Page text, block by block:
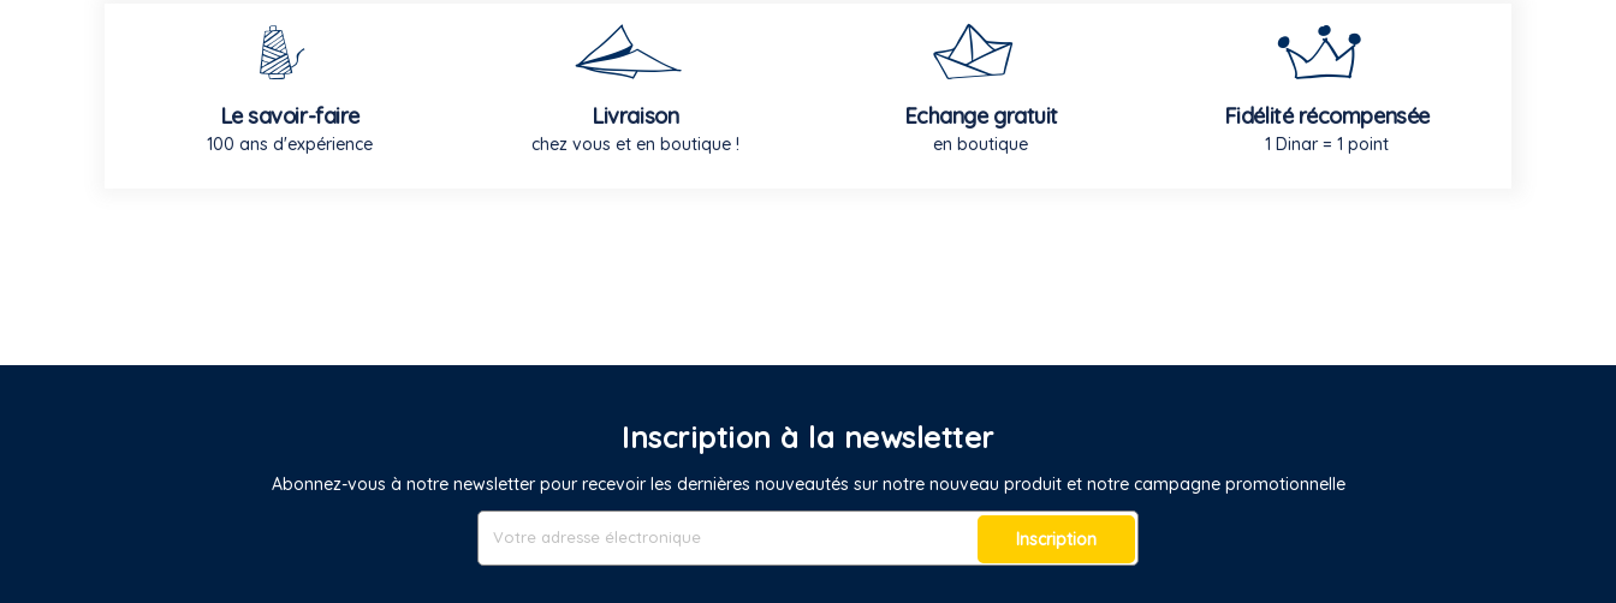
Le savoir-faire
100 ans d'expérience
Livraison
chez vous et en boutique !
Echange gratuit
en boutique
Fidélité récompensée
1 Dinar = 1 point
Inscription à la newsletter
Abonnez-vous à notre newsletter pour recevoir les dernières nouveautés sur notre nouveau produit et notre campagne promotionnelle
Inscription